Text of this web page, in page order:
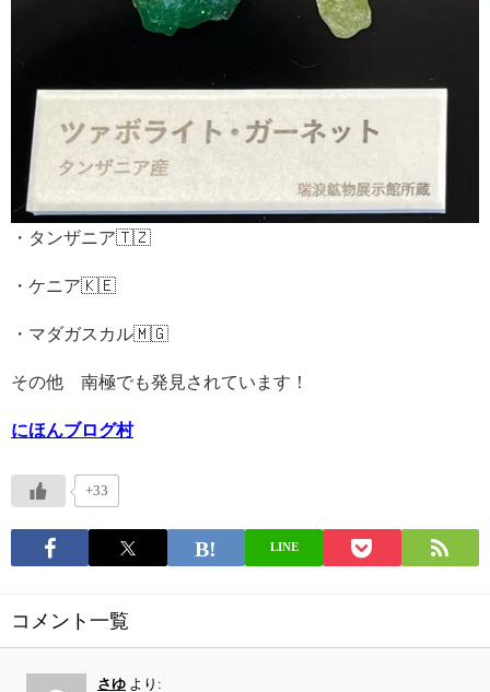
・タンザニア🇹🇿
・ケニア🇰🇪
・マダガスカル🇲🇬
その他 南極でも発見されています！
にほんブログ村
+33
LINE
コメント一覧
さゆ より: